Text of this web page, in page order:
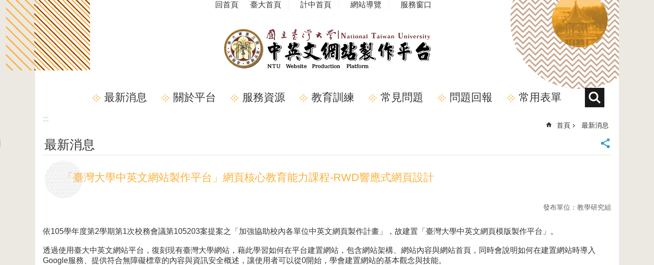
跳到主要內容區塊
::: 回首頁 臺大首頁 計中首頁 網站導覽 服務窗口
最新消息 關於平台 服務資源 教育訓練 常見問題 問題回報 常用表單
:::
首頁 最新消息
最新消息
「臺灣大學中英文網站製作平台」網頁核心教育能力課程-RWD響應式網頁設計
發布單位：教學研究組
依105學年度第2學期第1次校務會議第105203案提案之「加強協助校內各單位中英文網頁製作計畫」，故建置「臺灣大學中英文網頁模版製作平台」。
透過使用臺大中英文網站平台，復刻現有臺灣大學網站，藉此學習如何在平台建置網站，包含網站架構、網站內容與網站首頁，同時會說明如何在建置網站時導入
Google服務、提供符合無障礙標章的內容與資訊安全概述，讓使用者可以從0開始，學會建置網站的基本觀念與技能。